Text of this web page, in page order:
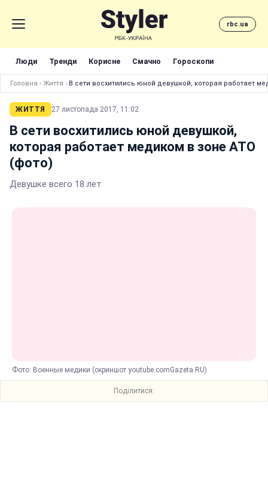
rbc.ua
Люди Тренди Корисне Смачно Гороскопи
Головна › Життя › В сети восхитились юной девушкой, которая работает
ЖИТТЯ 27 листопада 2017, 11:02
В сети восхитились юной девушкой,
которая работает медиком в зоне АТО
(фото)
Девушке всего 18 лет
Фото: Военные медики (скриншот youtube.comGazeta RU)
Поділитися: